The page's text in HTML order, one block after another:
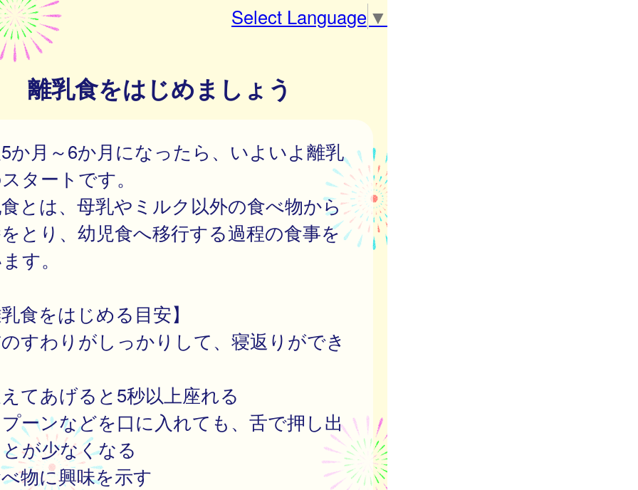
Select Language ▼
離乳食をはじめましょう
か月～6か月になったら、いよいよ離乳
タートです。
とは、母乳やミルク以外の食べ物から
とり、幼児食へ移行する過程の食事を
す。
食をはじめる目安】
すわりがしっかりして、寝返りができ
てあげると5秒以上座れる
ーンなどを口に入れても、舌で押し出
が少なくなる
物に興味を示す